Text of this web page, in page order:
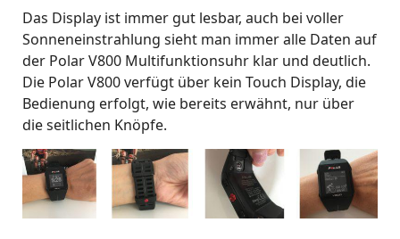
Das Display ist immer gut lesbar, auch bei voller
Sonneneinstrahlung sieht man immer alle Daten auf
der Polar V800 Multifunktionsuhr klar und deutlich.
Die Polar V800 verfügt über kein Touch Display, die
Bedienung erfolgt, wie bereits erwähnt, nur über
die seitlichen Knöpfe.